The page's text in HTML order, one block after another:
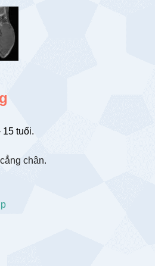
15 tuổi.
chân.